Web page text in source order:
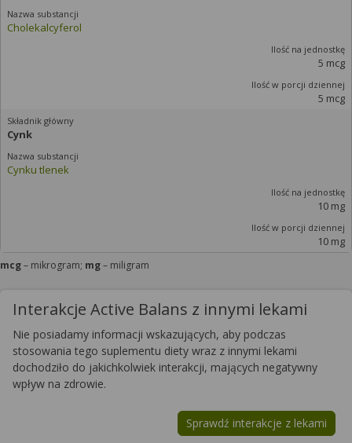
Cholekalcyferol
5 mcg
5 mcg
Cynk
Cynku tlenek
10 mg
10 mg
mcg– mikrogram; mg– miligram
Interakcje Active Balans z innymi lekami
Nie posiadamy informacji wskazujących, aby podczas
stosowania tego suplementu diety wraz z innymi lekami
dochodziło do jakichkolwiek interakcji, mających negatywny
wpływ na zdrowie.
Sprawdź interakcje z lekami